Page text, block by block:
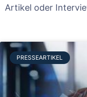
Artikel oder
PRESSEARTIKEL